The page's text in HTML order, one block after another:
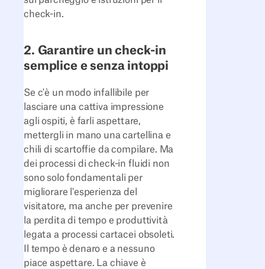
check-in.
2. Garantire un check-in
semplice e senza intoppi
Se c'è un modo infallibile per
lasciare una cattiva impressione
agli ospiti, è farli aspettare,
mettergli in mano una cartellina e
chili di scartoffie da compilare. Ma
dei processi di check-in fluidi non
sono solo fondamentali per
migliorare l'esperienza del
visitatore, ma anche per prevenire
la perdita di tempo e produttività
legata a processi cartacei obsoleti.
Il tempo è denaro e a nessuno
piace aspettare. La chiave è